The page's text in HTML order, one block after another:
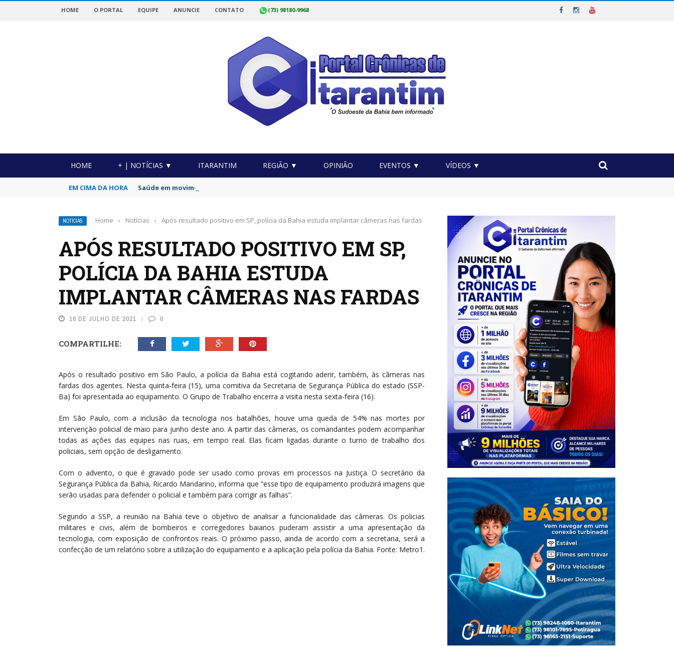
DA REGIÃO!
HOME O PORTAL EQUIPE ANUNCIE CONTATO (73) 98180-9968
HOME + | NOTÍCIAS ▼ ITARANTIM REGIÃO ▼ OPINIÃO EVENTOS ▼ VÍDEOS ▼
EM CIMA DA HORA Saúde em movimento! Grupo Itarantim Pode Mais realiza mutirão de exames de saúde no município
NOTÍCIAS Home › Notícias › Após resultado positivo em SP, polícia da Bahia estuda implantar câmeras nas fardas
APÓS RESULTADO POSITIVO EM SP,
POLÍCIA DA BAHIA ESTUDA
IMPLANTAR CÂMERAS NAS FARDAS
16 DE JULHO DE 2021 0
COMPARTILHE:
Após o resultado positivo em São Paulo, a polícia da Bahia está cogitando aderir, também, às câmeras nas
fardas dos agentes. Nesta quinta-feira (15), uma comitiva da Secretaria de Segurança Pública do estado (SSP-
Ba) foi apresentada ao equipamento. O Grupo de Trabalho encerra a visita nesta sexta-feira (16).
Em São Paulo, com a inclusão da tecnologia nos batalhões, houve uma queda de 54% nas mortes por
intervenção policial de maio para junho deste ano. A partir das câmeras, os comandantes podem acompanhar
todas as ações das equipes nas ruas, em tempo real. Elas ficam ligadas durante o turno de trabalho dos
policiais, sem opção de desligamento.
Com o advento, o que é gravado pode ser usado como provas em processos na Justiça. O secretário da
Segurança Pública da Bahia, Ricardo Mandarino, informa que “esse tipo de equipamento produzirá imagens que
serão usadas para defender o policial e também para corrigir as falhas”.
Segundo a SSP, a reunião na Bahia teve o objetivo de analisar a funcionalidade das câmeras. Os policias
militares e civis, além de bombeiros e corregedores baianos puderam assistir a uma apresentação da
tecnologia, com exposição de confrontos reais. O próximo passo, ainda de acordo com a secretaria, será a
confecção de um relatório sobre a utilização do equipamento e a aplicação pela polícia da Bahia. Fonte: Metro1.